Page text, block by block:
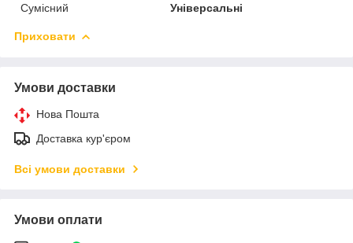
Сумісний
Універсальні
Приховати
Умови доставки
Нова Пошта
Доставка кур'єром
Всі умови доставки
Умови оплати